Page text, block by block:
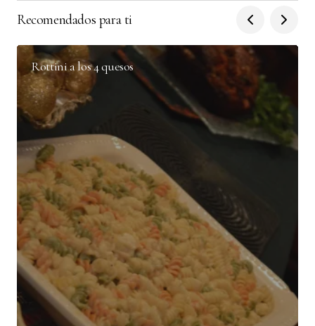
Recomendados para ti
Rottini a los 4 quesos